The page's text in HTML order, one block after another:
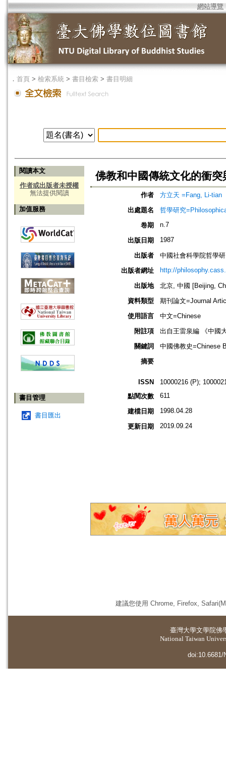
網站導覽
． 首頁 > 檢索系統 > 書目檢索 > 書目明細
閱讀本文
作者或出版者未授權
無法提供閱讀
加值服務
書目管理
書目匯出
佛教和中國傳統文化的衝突
作者
方立天 =Fang, Li-tian
出處題名
哲學研究
卷期
n.7
出版日期 1987
出版者
中國社會科學院哲學
出版者網址
http://
出版地
北京, 中國 [Beijing,
資料類型
期刊論文=Journal
使用語言
中文=Chinese
附註項
出自王雷泉編 《中國
關鍵詞
中國佛教史=Chinese
摘要
ISSN
10000216 (P);
點閱次數
611
建檔日期 1998.04.28
更新日期 2019.09.24
建議您使用 Chrome, Firefox,
臺灣大學文學院佛
National Taiwan
doi:10.6681/